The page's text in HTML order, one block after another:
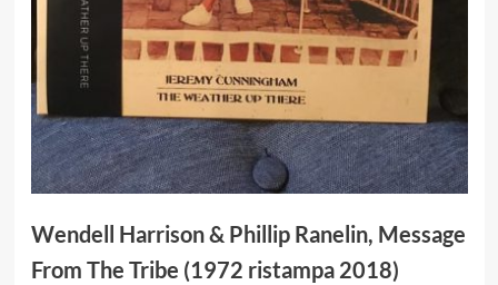
Wendell Harrison & Phillip Ranelin, Message
From The Tribe (1972 ristampa 2018)